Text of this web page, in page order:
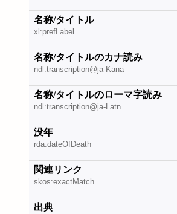
名称/タイトル
xl:prefLabel
名称/タイトルのカナ読み
ndl:transcription@ja-Kana
名称/タイトルのローマ字読み
ndl:transcription@ja-Latn
没年
rda:dateOfDeath
関連リンク
skos:exactMatch
出典